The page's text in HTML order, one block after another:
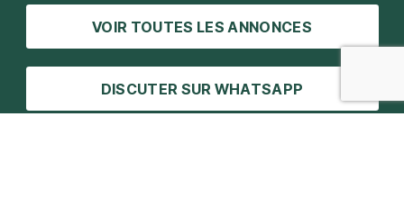
VOIR TOUTES LES ANNONCES
DISCUTER SUR WHATSAPP